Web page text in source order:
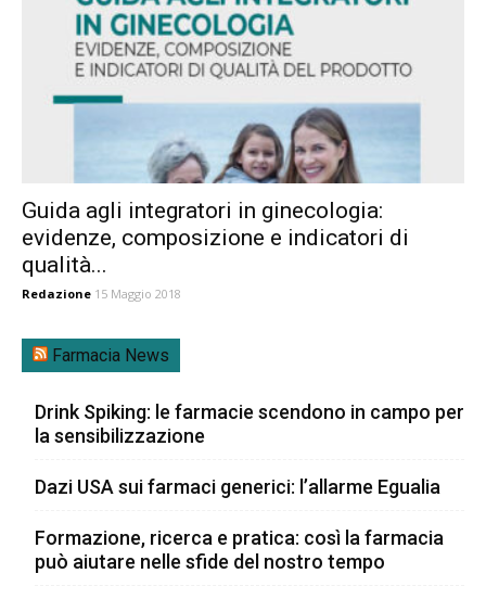
Guida agli integratori in ginecologia:
evidenze, composizione e indicatori di
qualità...
Redazione 15 Maggio 2018
Farmacia News
Drink Spiking: le farmacie scendono in campo per
la sensibilizzazione
Dazi USA sui farmaci generici: l’allarme Egualia
Formazione, ricerca e pratica: così la farmacia
può aiutare nelle sfide del nostro tempo